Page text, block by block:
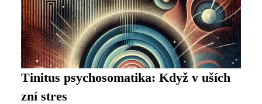
Tinitus psychosomatika: Když v uších
zní stres